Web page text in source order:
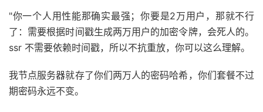
"你一个人用性能那确实最强；你要是2万用户，那就不行
了：需要根据时间戳生成两万用户的加密令牌，会死人的。
ssr 不需要依赖时间戳，所以不抗重放，你可以这么理解。
我节点服务器就存了你们两万人的密码哈希，你们套餐不过
期密码永远不变。